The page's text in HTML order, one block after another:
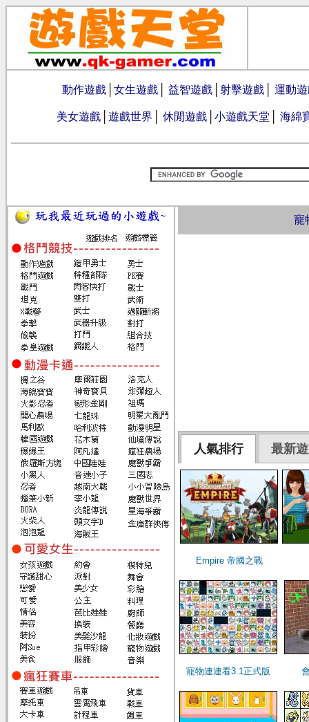
動作遊戲 女生遊戲 益智遊戲 射擊遊戲 運動
美女遊戲 遊戲世界 休閒遊戲 小遊戲天堂 海綿
寵
人氣排行 最新
Empire 帝國之戰
寵物連連看3.1正式版